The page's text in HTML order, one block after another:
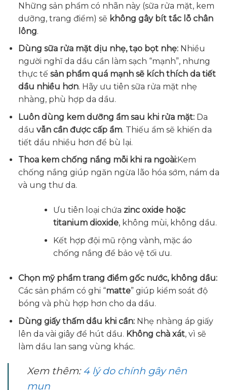
Những sản phẩm có nhãn này (sữa rửa mặt, kem
dưỡng, trang điểm) sẽ không gây bít tắc lỗ chân
lông.
Dùng sữa rửa mặt dịu nhẹ, tạo bọt nhẹ: Nhiều
người nghĩ da dầu cần làm sạch “mạnh”, nhưng
thực tế sản phẩm quá mạnh sẽ kích thích da tiết
dầu nhiều hơn. Hãy ưu tiên sữa rửa mặt nhẹ
nhàng, phù hợp da dầu.
Luôn dùng kem dưỡng ẩm sau khi rửa mặt: Da
dầu vẫn cần được cấp ẩm. Thiếu ẩm sẽ khiến da
tiết dầu nhiều hơn để bù lại.
Thoa kem chống nắng mỗi khi ra ngoài:Kem
chống nắng giúp ngăn ngừa lão hóa sớm, nám da
và ung thư da.
Ưu tiên loại chứa zinc oxide hoặc
titanium dioxide, không mùi, không dầu.
Kết hợp đội mũ rộng vành, mặc áo
chống nắng để bảo vệ tối ưu.
Chọn mỹ phẩm trang điểm gốc nước, không dầu:
Các sản phẩm có ghi “matte” giúp kiểm soát độ
bóng và phù hợp hơn cho da dầu.
Dùng giấy thấm dầu khi cần: Nhẹ nhàng áp giấy
lên da vài giây để hút dầu. Không chà xát, vì sẽ
làm dầu lan sang vùng khác.
Xem thêm:4 lý do chính gây nên
mụn